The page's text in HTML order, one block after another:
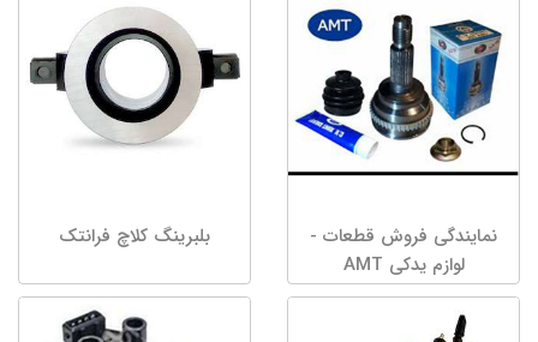
نمایندگی فروش قطعات -
لوازم یدکی AMT
بلبرینگ کلاچ فرانتک